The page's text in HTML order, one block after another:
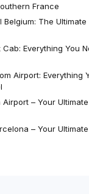
France
Belgium: The
Everything You
Airport: Everything
– Your
– Your